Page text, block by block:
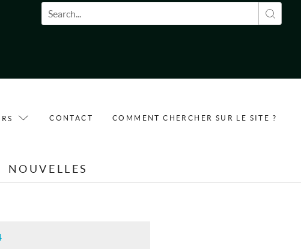
Formulaire de recherche
CONTACT COMMENT CHERCHER SUR LE SITE ?
NOUVELLES